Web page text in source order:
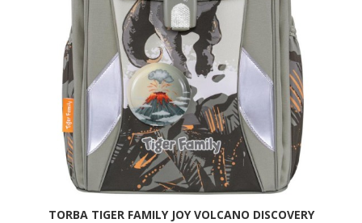
TORBA TIGER FAMILY JOY VOLCANO DISCOVERY